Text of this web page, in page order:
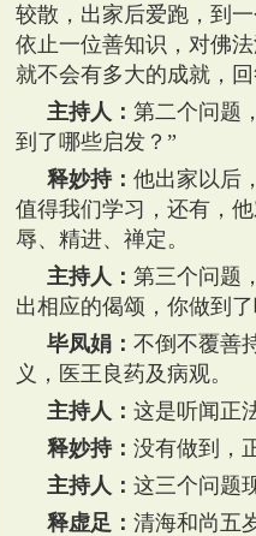
较散，出家后爱跑，到
依止一位善知识，对佛
就不会有多大的成就，
主持人： 第二个问题
到了哪些启发？”
释妙持： 他出家以后
值得我们学习，还有，
辱、精进、禅定。
主持人： 第三个问题
出相应的偈颂，你做到
毕凤娟： 不倒不覆善
义，医王良药及病观。
主持人： 这是听闻正
释妙持： 没有做到，
主持人： 这三个问题
释虚足： 清海和尚五